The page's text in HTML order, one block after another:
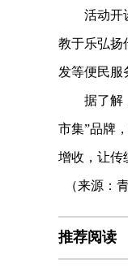
活动开设
教于乐弘扬
发等便民服
据了解，
市集”品牌
增收，让传
（来源：
推荐阅读